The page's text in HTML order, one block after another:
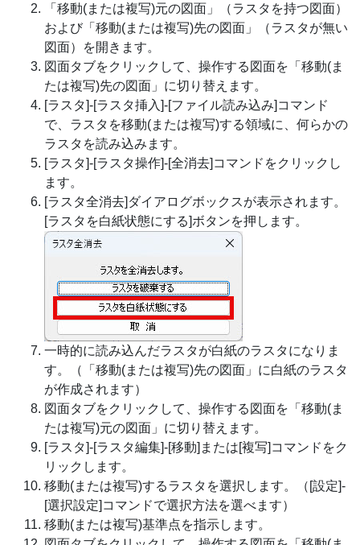
「移動(または複写)元の図面」（ラスタを持つ図面）
および「移動(または複写)先の図面」（ラスタが無い
図面）を開きます。
図面タブをクリックして、操作する図面を「移動(ま
たは複写)先の図面」に切り替えます。
[ラスタ]-[ラスタ挿入]-[ファイル読み込み]コマンド
で、ラスタを移動(または複写)する領域に、何らかの
ラスタを読み込みます。
[ラスタ]-[ラスタ操作]-[全消去]コマンドをクリックし
ます。
[ラスタ全消去]ダイアログボックスが表示されます。
[ラスタを白紙状態にする]ボタンを押します。
一時的に読み込んだラスタが白紙のラスタになりま
す。（「移動(または複写)先の図面」に白紙のラスタ
が作成されます）
図面タブをクリックして、操作する図面を「移動(ま
たは複写)元の図面」に切り替えます。
[ラスタ]-[ラスタ編集]-[移動]または[複写]コマンドをク
リックします。
移動(または複写)するラスタを選択します。（[設定]-
[選択設定]コマンドで選択方法を選べます）
移動(または複写)基準点を指示します。